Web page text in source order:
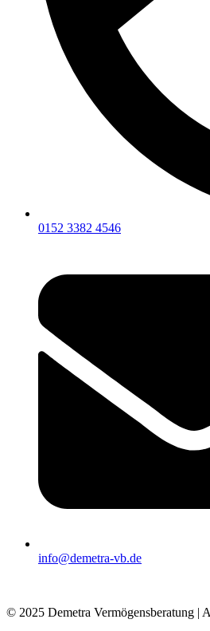
0152 3382 4546
info@demetra-vb.de
© 2025 Demetra Vermögensberatung |